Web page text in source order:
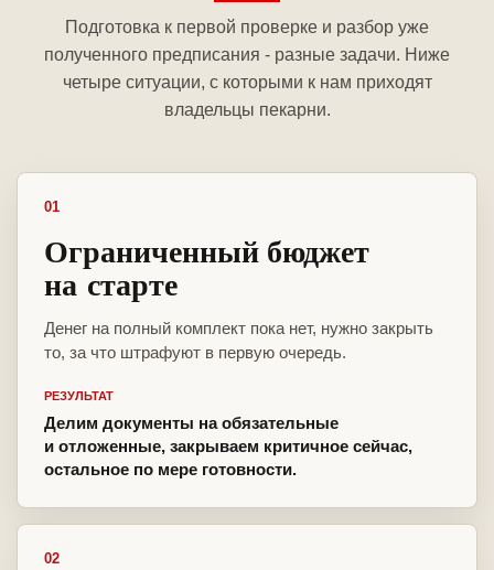
Подготовка к первой проверке и разбор уже
полученного предписания - разные задачи. Ниже
четыре ситуации, с которыми к нам приходят
владельцы пекарни.
01
Ограниченный бюджет
на старте
Денег на полный комплект пока нет, нужно закрыть
то, за что штрафуют в первую очередь.
РЕЗУЛЬТАТ
Делим документы на обязательные
и отложенные, закрываем критичное сейчас,
остальное по мере готовности.
02